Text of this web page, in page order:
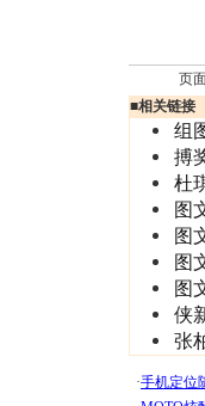
页
■相关链接
组
搏
杜
图
图
图
图
侠
张